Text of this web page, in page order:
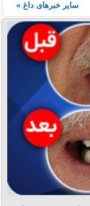
سایر خبرهای داغ »